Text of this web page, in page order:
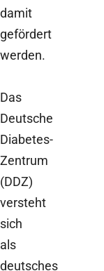
damit
gefördert
werden.
Das
Deutsche
Diabetes-
Zentrum
(DDZ)
versteht
sich
als
deutsches